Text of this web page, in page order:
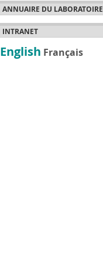
ANNUAIRE DU LABORATOIRE
INTRANET
English Français